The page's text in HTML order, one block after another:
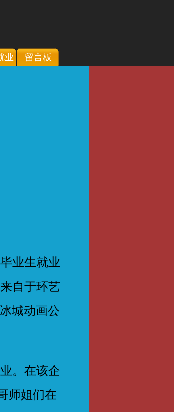
业 留言板
业生就业
自于环艺
城动画公
。在该企
师姐们在